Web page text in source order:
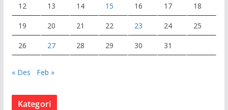
12 13 14 15 16 17 18
19 20 21 22 23 24 25
26 27 28 29 30 31
« Des Feb »
Kategori